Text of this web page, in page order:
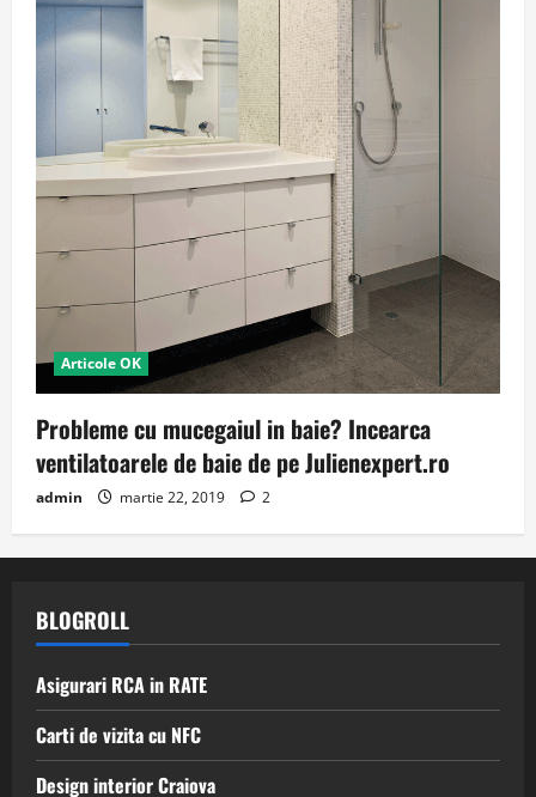
Articole OK
Probleme cu mucegaiul in baie? Incearca
ventilatoarele de baie de pe Julienexpert.ro
admin martie 22, 2019 2
BLOGROLL
Asigurari RCA in RATE
Carti de vizita cu NFC
Design interior Craiova